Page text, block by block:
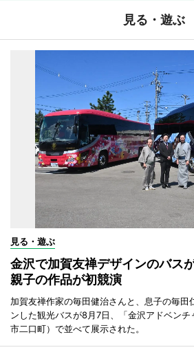
見る・遊ぶ
見る・遊ぶ
金沢で加賀友禅デザインのバス
親子の作品が初競演
加賀友禅作家の毎田健治さんと、息子の毎田
ンした観光バスが8月7日、「金沢アドベンチ
市二口町）で並べて展示された。